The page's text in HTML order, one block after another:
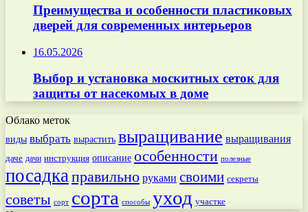
Преимущества и особенности пластиковых
дверей для современных интерьеров
16.05.2026
Выбор и установка москитных сеток для
защиты от насекомых в доме
Облако меток
виды выбрать вырастить выращивание выращивания
даче дачи инструкция описание особенности полезные
посадкаправильно руками своими секреты
советы сорт сорта способы уход участке